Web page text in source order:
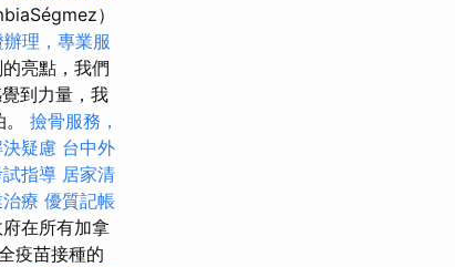
）
理，專業服
亮點，我們
到力量，我
撿骨服務，
疑慮 台中外
指導 居家清
療 優質記帳
在所有加拿
疫苗接種的